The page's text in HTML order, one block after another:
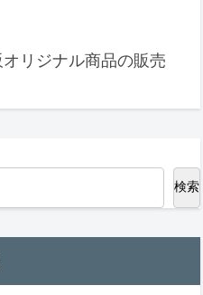
リジナル商品の販売
検索